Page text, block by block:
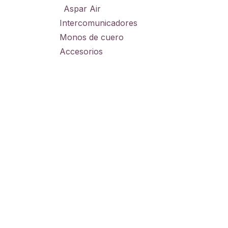
Aspar Air
Intercomunicadores
Monos de cuero
Accesorios